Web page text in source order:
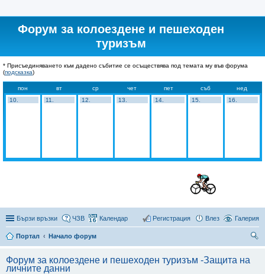
Форум за колоездене и пешеходен
туризъм
* Присъединяването към дадено събитие се осъществява под темата му във форума
(подсказка)
пон вт ср чет пет съб
нед
10.
11. 12. 13. 14. 15. 16.
Бързи връзки Галерия
ЧЗВ Календар Влез
Регистрация
Портал
Начало форум
Форум за колоездене и пешеходен туризъм -Защита на
личните данни